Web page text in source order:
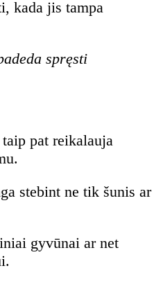
kada jis tampa
spręsti
pat reikalauja
stebint ne tik šunis ar
gyvūnai ar net